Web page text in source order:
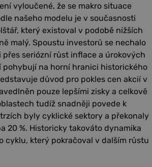
vyloučené, že se makro situace
našeho modelu je v současnosti
který existoval v podobě nižších
malý. Spoustu investorů se nechalo
seriózní růst inflace a úrokových
pohybují na horní hranici historického
důvod pro pokles cen akcií v
pouze lepšími zisky a celkově
tudíž snadněji povede k
byly cyklické sektory a překonaly
20 %. Historicky takováto dynamika
cyklu, který pokračoval v dalším růstu